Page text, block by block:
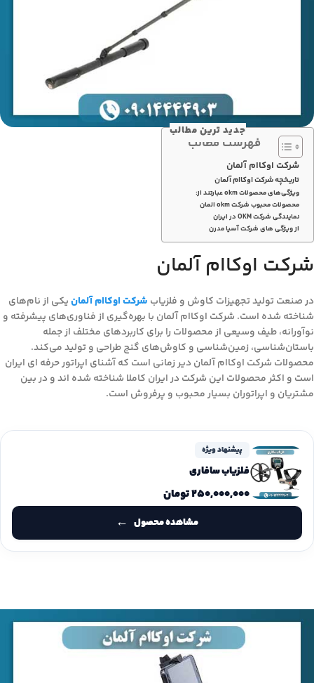
جدید ترین مطالب
فهرست مطالب
شرکت اوکاام آلمان
تاریخچه شرکت اوکاام آلمان
ویژگی‌های محصولات okm عبارتند از:
محصولات محبوب شرکت okm المان
نمایندگی شرکت OKM در ایران
از ویژگی های شرکت آسیا مدرن
شرکت اوکاام آلمان
در صنعت تولید تجهیزات کاوش و فلزیاب شرکت اوکاام آلمانیکی از نام‌های
شناخته شده است. شرکت اوکاام آلمان با بهره‌گیری از فناوری‌های پیشرفته و
نوآورانه، طیف وسیعی از محصولات را برای کاربردهای مختلف از جمله
باستان‌شناسی، زمین‌شناسی و کاوش‌های گنج طراحی و تولید می‌کند.
محصولات شرکت اوکاام آلمان دیر زمانی است که آشنای اپراتور حرفه ای ایران
است و اکثر محصولات این شرکت در ایران کاملا شناخته شده اند و در بین
مشتریان و اپراتوران بسیار محبوب و پرفروش است.
پیشنهاد ویژه
فلزیاب سافاری
۲۵۰,۰۰۰,۰۰۰تومان
مشاهده محصول